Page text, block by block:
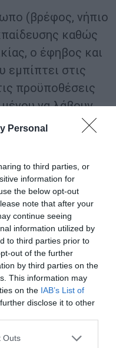
Personal
to third parties, or
information for
the below opt-out
note that after your
continue seeing
information utilized by
to third parties prior to
out of the further
by third parties on the
This information may
on the IAB’s List of
disclose it to other
one or more Google
Outs
(βρέφος, νήπιο
καθώς
ο έφηβος και
εμπίπτει στις
προϋποθέσεις
να λάβουν
μέριμνα ή την
ο επίτροπος ή
Φορέα/Δομής
Φορέα που
αγωγής και
απασχόλησης
στο